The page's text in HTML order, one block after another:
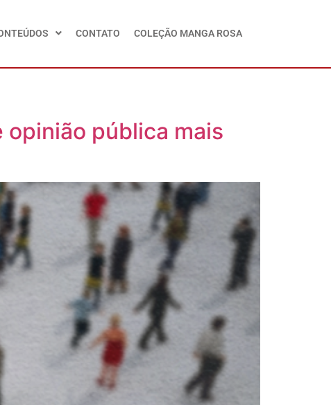
CONTATO COLEÇÃO MANGA ROSA
pública mais